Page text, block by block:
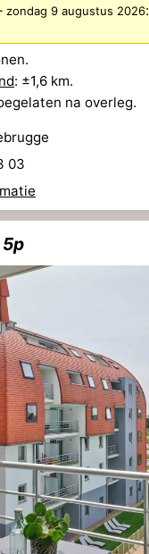
zondag 9 augustus 2026:
: ±1,6 km.
na overleg.
03